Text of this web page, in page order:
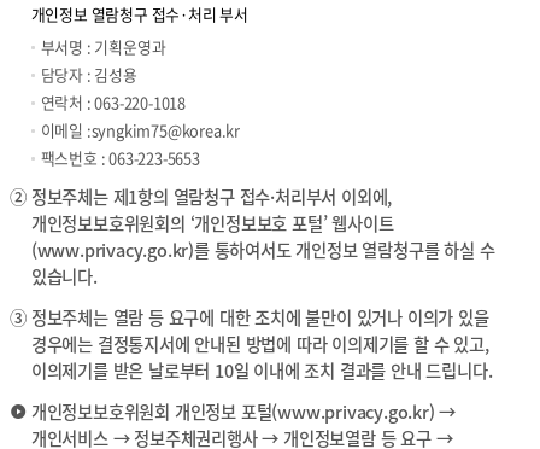
개인정보 열람청구 접수·처리 부서
부서명 : 기획운영과
담당자 : 김성용
연락처 : 063-220-1018
이메일 :syngkim75@korea.kr
팩스번호 : 063-223-5653
② 정보주체는 제1항의 열람청구 접수·처리부서 이외에,
개인정보보호위원회의 ‘개인정보보호 포털’ 웹사이트
(www.privacy.go.kr)를 통하여서도 개인정보 열람청구를 하실 수
있습니다.
③ 정보주체는 열람 등 요구에 대한 조치에 불만이 있거나 이의가 있을
경우에는 결정통지서에 안내된 방법에 따라 이의제기를 할 수 있고,
이의제기를 받은 날로부터 10일 이내에 조치 결과를 안내 드립니다.
개인정보보호위원회 개인정보 포털(www.privacy.go.kr) →
개인서비스 → 정보주체권리행사 → 개인정보열람 등 요구 →